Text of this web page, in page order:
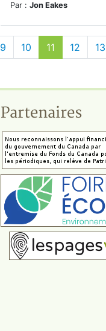
Par : Jon Eakes
9 10 11 12 13
Partenaires